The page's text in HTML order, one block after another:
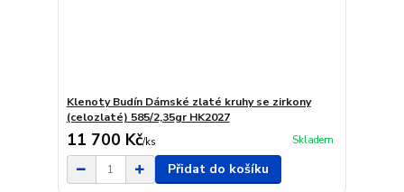
Klenoty Budín Dámské zlaté kruhy se zirkony
(celozlaté) 585/2,35gr HK2027
11 700 Kč/ks Skladem
Přidat do košíku